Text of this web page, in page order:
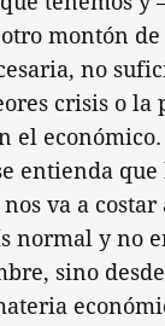
montón
no
crisis o
el
entienda
va a
normal y no
sino